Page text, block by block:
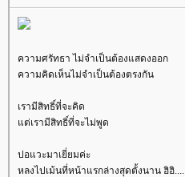
ความศรัทธา ไม่จำเป็นต้องแสดงออก
ความคิดเห็นไม่จำเป็นต้องตรงกัน
เรามีสิทธิ์ที่จะคิด
ต่เรามีสิทธิ์ที่จะไม่พูด
ปอแวะมาเยี่ยมค่ะ
หลงไปเม้นที่หน้าแรกล่างสุดตั้งนาน ฮิฮิ....